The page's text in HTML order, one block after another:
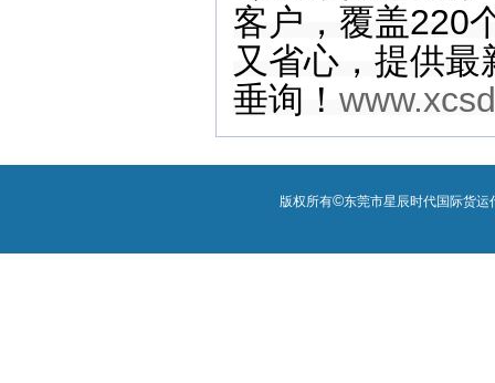
客户，覆盖220
又省心，提供
垂询！
版权所有©东莞市星辰时代国际货